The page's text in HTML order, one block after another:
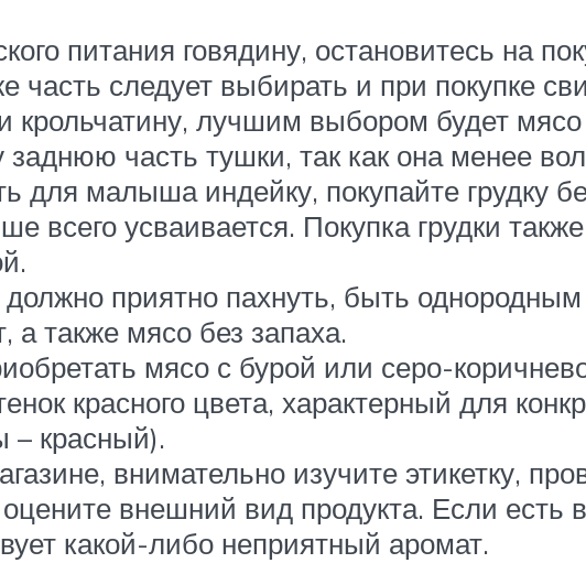
питания говядину, остановитесь на
часть следует выбирать и при покупке
крольчатину, лучшим выбором будет
заднюю часть тушки, так как она менее
для малыша индейку, покупайте грудку
всего усваивается. Покупка грудки
приятно пахнуть, быть
а также мясо без запаха.
мясо с бурой или серо-
красного цвета, характерный для
– красный).
внимательно изучите этикетку,
оцените внешний вид продукта. Если
какой-либо неприятный аромат.